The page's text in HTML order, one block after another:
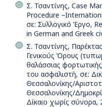
Σ. Τσαντίνης, Case
Procedure
σε: Συλλογικό Έργο,
in German and Greek
Σ. Τσαντίνης,
Γενικούς Όρους
θαλάσσιας
του ασφαλιστή, σε:
Θεσσαλονίκης/
Θεσσαλονίκης/
Δίκαιο χωρίς σύνορα,